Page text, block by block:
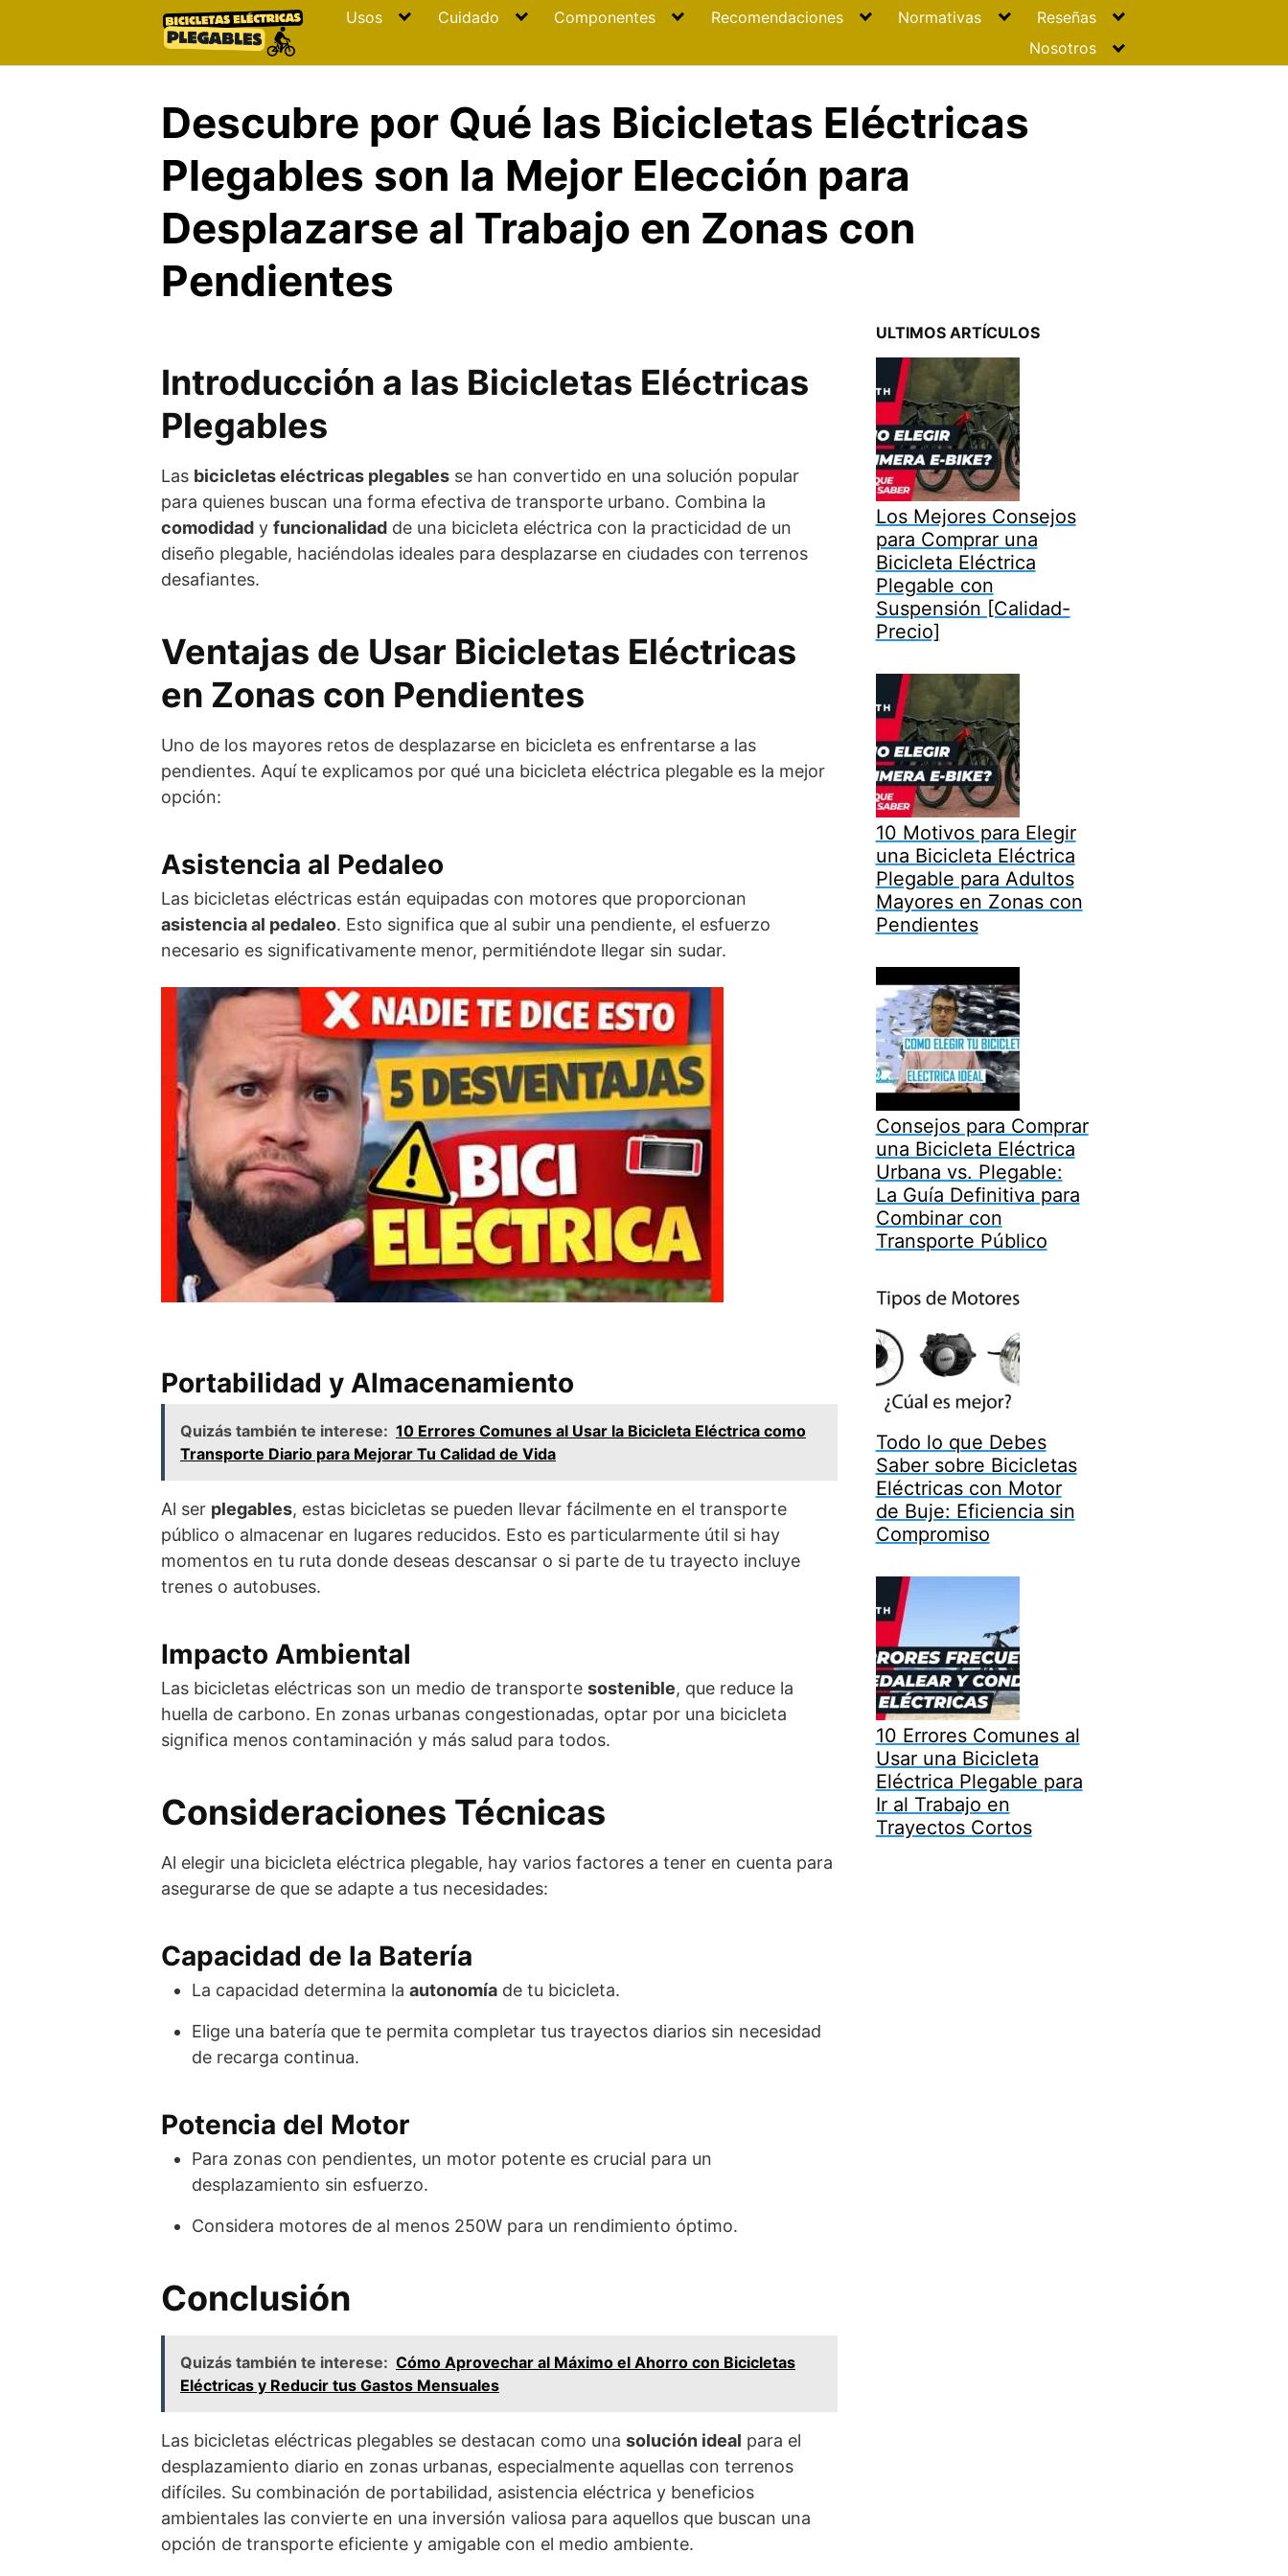
Usos Cuidado Componentes Recomendaciones Normativas
Reseñas
Nosotros
Descubre por Qué las Bicicletas Eléctricas
Plegables son la Mejor Elección para
Desplazarse al Trabajo en Zonas con
Pendientes
Introducción a las Bicicletas Eléctricas
Plegables
Las bicicletas eléctricas plegables se han convertido en una solución popular
para quienes buscan una forma efectiva de transporte urbano. Combina la
comodidad y funcionalidad de una bicicleta eléctrica con la practicidad de un
diseño plegable, haciéndolas ideales para desplazarse en ciudades con terrenos
desafiantes.
Ventajas de Usar Bicicletas Eléctricas
en Zonas con Pendientes
Uno de los mayores retos de desplazarse en bicicleta es enfrentarse a las
pendientes. Aquí te explicamos por qué una bicicleta eléctrica plegable es la mejor
opción:
Asistencia al Pedaleo
Las bicicletas eléctricas están equipadas con motores que proporcionan
asistencia al pedaleo. Esto significa que al subir una pendiente, el esfuerzo
necesario es significativamente menor, permitiéndote llegar sin sudar.
Portabilidad y Almacenamiento
Quizás también te interese: 10 Errores Comunes al Usar la Bicicleta Eléctrica como
Transporte Diario para Mejorar Tu Calidad de Vida
Al ser plegables, estas bicicletas se pueden llevar fácilmente en el transporte
público o almacenar en lugares reducidos. Esto es particularmente útil si hay
momentos en tu ruta donde deseas descansar o si parte de tu trayecto incluye
trenes o autobuses.
Impacto Ambiental
Las bicicletas eléctricas son un medio de transporte sostenible, que reduce la
huella de carbono. En zonas urbanas congestionadas, optar por una bicicleta
significa menos contaminación y más salud para todos.
Consideraciones Técnicas
Al elegir una bicicleta eléctrica plegable, hay varios factores a tener en cuenta para
asegurarse de que se adapte a tus necesidades:
Capacidad de la Batería
La capacidad determina la autonomía de tu bicicleta.
Elige una batería que te permita completar tus trayectos diarios sin necesidad
de recarga continua.
Potencia del Motor
Para zonas con pendientes, un motor potente es crucial para un
desplazamiento sin esfuerzo.
Considera motores de al menos 250W para un rendimiento óptimo.
Conclusión
Quizás también te interese: Cómo Aprovechar al Máximo el Ahorro con Bicicletas
Eléctricas y Reducir tus Gastos Mensuales
Las bicicletas eléctricas plegables se destacan como una solución ideal para el
desplazamiento diario en zonas urbanas, especialmente aquellas con terrenos
difíciles. Su combinación de portabilidad, asistencia eléctrica y beneficios
ambientales las convierte en una inversión valiosa para aquellos que buscan una
opción de transporte eficiente y amigable con el medio ambiente.
ULTIMOS ARTÍCULOS
Los Mejores Consejos
para Comprar una
Bicicleta Eléctrica
Plegable con
Suspensión [Calidad-
Precio]
10 Motivos para Elegir
una Bicicleta Eléctrica
Plegable para Adultos
Mayores en Zonas con
Pendientes
Consejos para Comprar
una Bicicleta Eléctrica
Urbana vs. Plegable:
La Guía Definitiva para
Combinar con
Transporte Público
Todo lo que Debes
Saber sobre Bicicletas
Eléctricas con Motor
de Buje: Eficiencia sin
Compromiso
10 Errores Comunes al
Usar una Bicicleta
Eléctrica Plegable para
Ir al Trabajo en
Trayectos Cortos